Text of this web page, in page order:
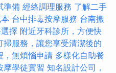
準備 經絡調理服務 了解二手
台中排毒按摩服務 台南搬
擇 附近牙科診所，方便快
掃服務，讓您享受清潔後的
，無煩惱申請 多樣化自助餐
摩學徒實習 知名設計公司，